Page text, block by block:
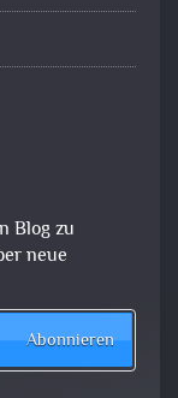
Blog zu
neue
Abonnieren